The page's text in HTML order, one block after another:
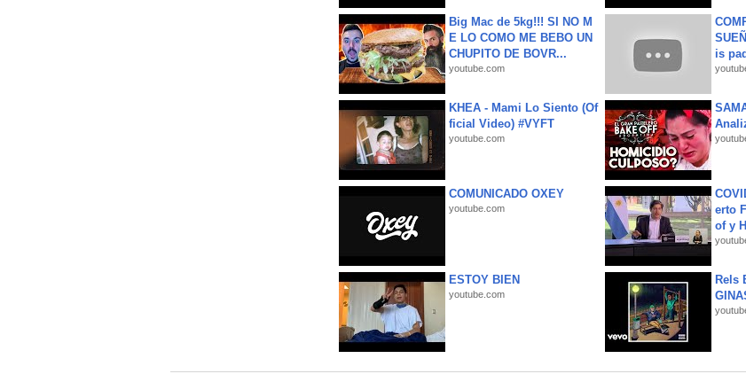
Big Mac de 5kg!!! SI NO M
E LO COMO ME BEBO UN
CHUPITO DE BOVR...
youtube.com
is
KHEA - Mami Lo Siento (Of
ficial Video) #VYFT
youtube.com
COMUNICADO OXEY
youtube.com
erto
of y
ESTOY BIEN
youtube.com
Rels